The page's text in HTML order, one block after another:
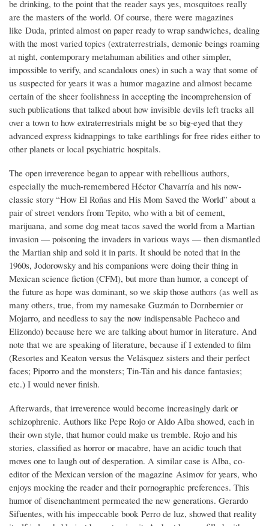
be drinking, to the point that the reader says yes, mosquitoes really
are the masters of the world. Of course, there were magazines
like Duda, printed almost on paper ready to wrap sandwiches, dealing
with the most varied topics (extraterrestrials, demonic beings roaming
at night, contemporary metahuman abilities and other simpler,
impossible to verify, and scandalous ones) in such a way that some of
us suspected for years it was a humor magazine and almost became
certain of the sheer foolishness in accepting the incomprehension of
such publications that talked about how invisible devils left tracks all
over a town to how extraterrestrials might be so big-eyed that they
advanced express kidnappings to take earthlings for free rides either to
other planets or local psychiatric hospitals.
The open irreverence began to appear with rebellious authors,
especially the much-remembered Héctor Chavarría and his now-
classic story “How El Roñas and His Mom Saved the World” about a
pair of street vendors from Tepito, who with a bit of cement,
marijuana, and some dog meat tacos saved the world from a Martian
invasion — poisoning the invaders in various ways — then dismantled
the Martian ship and sold it in parts. It should be noted that in the
1960s, Jodorowsky and his companions were doing their thing in
Mexican science fiction (CFM), but more than humor, a concept of
the future as hope was dominant, so we skip those authors (as well as
many others, true, from my namesake Guzmán to Dornbernier or
Mojarro, and needless to say the now indispensable Pacheco and
Elizondo) because here we are talking about humor in literature. And
note that we are speaking of literature, because if I extended to film
(Resortes and Keaton versus the Velásquez sisters and their perfect
faces; Piporro and the monsters; Tin-Tán and his dance fantasies;
etc.) I would never finish.
Afterwards, that irreverence would become increasingly dark or
schizophrenic. Authors like Pepe Rojo or Aldo Alba showed, each in
their own style, that humor could make us tremble. Rojo and his
stories, classified as horror or macabre, have an acidic touch that
moves one to laugh out of desperation. A similar case is Alba, co-
editor of the Mexican version of the magazine Asimov for years, who
enjoys mocking the reader and their pornographic preferences. This
humor of disenchantment permeated the new generations. Gerardo
Sifuentes, with his impeccable book Perro de luz, showed that reality